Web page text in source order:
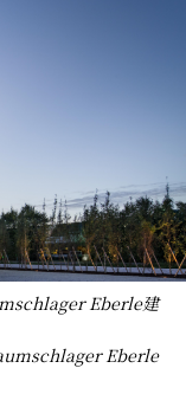
Eberle建
Eberle